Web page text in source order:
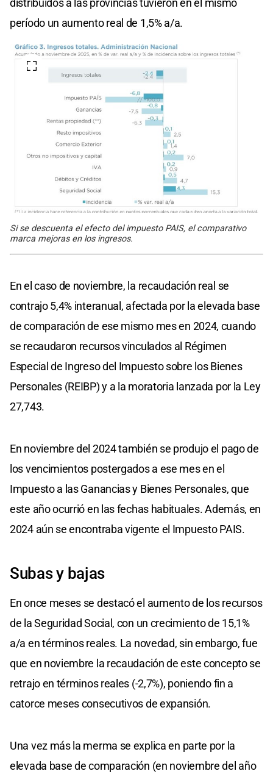
distribuidos a las provincias tuvieron en el mismo
período un aumento real de 1,5% a/a.
Si se descuenta el efecto del impuesto PAIS, el comparativo
marca mejoras en los ingresos.
En el caso de noviembre, la recaudación real se
contrajo 5,4% interanual, afectada por la elevada base
de comparación de ese mismo mes en 2024, cuando
se recaudaron recursos vinculados al Régimen
Especial de Ingreso del Impuesto sobre los Bienes
Personales (REIBP) y a la moratoria lanzada por la Ley
27,743.
En noviembre del 2024 también se produjo el pago de
los vencimientos postergados a ese mes en el
Impuesto a las Ganancias y Bienes Personales, que
este año ocurrió en las fechas habituales. Además, en
2024 aún se encontraba vigente el Impuesto PAIS.
Subas y bajas
En once meses se destacó el aumento de los recursos
de la Seguridad Social, con un crecimiento de 15,1%
a/a en términos reales. La novedad, sin embargo, fue
que en noviembre la recaudación de este concepto se
retrajo en términos reales (-2,7%), poniendo fin a
catorce meses consecutivos de expansión.
Una vez más la merma se explica en parte por la
elevada base de comparación (en noviembre del año